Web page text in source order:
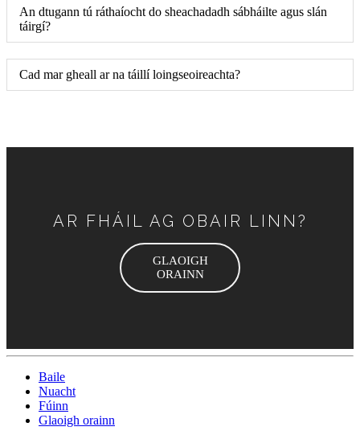
An dtugann tú ráthaíocht do sheachadadh sábháilte agus slán
táirgí?
Cad mar gheall ar na táillí loingseoireachta?
AR FHÁIL AG OBAIR LINN?
GLAOIGH
ORAINN
Baile
Nuacht
Fúinn
Glaoigh orainn